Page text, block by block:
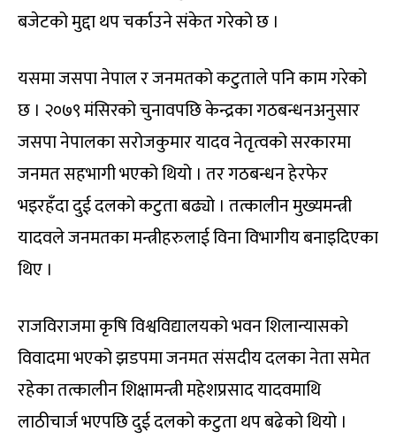
बजेटको मुद्दा थप चर्काउने संकेत गरेको छ ।
यसमा जसपा नेपाल र जनमतको कटुताले पनि काम गरेको
छ । २०७९ मंसिरको चुनावपछि केन्द्रका गठबन्धनअनुसार
जसपा नेपालका सरोजकुमार यादव नेतृत्वको सरकारमा
जनमत सहभागी भएको थियो । तर गठबन्धन हेरफेर
भइरहँदा दुई दलको कटुता बढ्यो । तत्कालीन मुख्यमन्त्री
यादवले जनमतका मन्त्रीहरुलाई विना विभागीय बनाइदिएका
थिए ।
राजविराजमा कृषि विश्वविद्यालयको भवन शिलान्यासको
विवादमा भएको झडपमा जनमत संसदीय दलका नेता समेत
रहेका तत्कालीन शिक्षामन्त्री महेशप्रसाद यादवमाथि
लाठीचार्ज भएपछि दुई दलको कटुता थप बढेको थियो ।